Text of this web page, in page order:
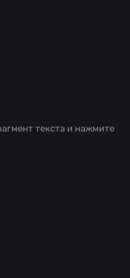
текста и нажмите